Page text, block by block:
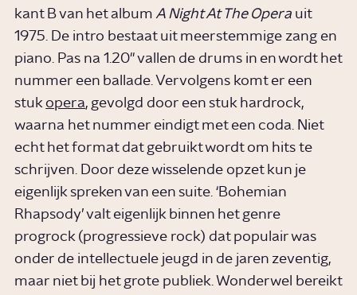
kant B van het albumA Night At The Opera uit
1975. De intro bestaat uit meerstemmige zang en
piano. Pas na 1.20" vallen de drums in en wordt het
nummer een ballade. Vervolgens komt er een
stuk opera, gevolgd door een stuk hardrock,
waarna het nummer eindigt met een coda. Niet
echt het format dat gebruikt wordt om hits te
schrijven. Door deze wisselende opzet kun je
eigenlijk spreken van een suite. ‘Bohemian
Rhapsody’ valt eigenlijk binnen het genre
progrock (progressieve rock) dat populair was
onder de intellectuele jeugd in de jaren zeventig,
maar niet bij het grote publiek. Wonderwel bereikt